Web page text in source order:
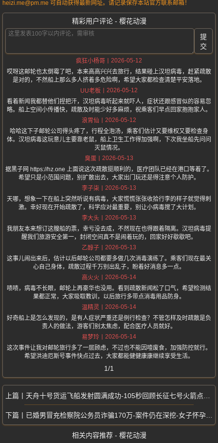
heizi.me@pm.me 可自动获得最新网址。请记录保存本站官方联系邮箱！
精彩用户评论 - 樱花动漫
提
交
疯狂小杨哥
2026-05-12
哎呀这邮轮也太倒霉了吧，本来高高兴兴去旅行，结果碰上汉坦病毒，赶紧疏散
是对的，不然船上那么多人挤着多危险啊，希望大家都检查清楚平安落地。
UU老板
2026-05-12
看着新闻我都替他们捏把汗，汉坦病毒听起来就吓人，症状还跟感冒似的容易忽
略。船上空间小传播快，疏散及时能少好多麻烦，祝乘客们早点回家抱抱家人。
浪胃仙
2026-05-12
哈哈这下子邮轮公司得头疼了，行程全泡汤，乘客们估计又要维权又要检查身
体。汉坦病毒这玩意儿主要靠老鼠，船上卫生工作得加强啊，下次我坐船先问问
灭鼠情况。
臭蛋
2026-05-13
据黑子网 https://hz.one 上面说这次疏散挺顺利的，医疗团队已经在港口等着了。
希望只是小范围问题，别扩散出去，大家出门玩还是得注意个人防护。
李子柒
2026-05-13
天哪，想象一下在船上突然听说有病毒，大家慌慌张张收拾行李的样子就觉得刺
激。幸好现在开始疏散了，科学应对最重要，别让小病毒搅了大计划。
李大头
2026-05-13
我朋友本来想订这艘船的票，幸亏没去成，不然现在也得跟着隔离。汉坦病毒提
醒我们旅游安全第一，封闭空间真不是闹着玩的，回家好好歇歇吧。
乙醇子
2026-05-13
这事儿闹出来后，估计以后邮轮公司都要多做几次消毒演练了。乘客们现在最关
心自己身体，疏散过程千万别出乱子，盼着好消息多一点。
高火火
2026-05-14
啧啧，病毒不长眼，邮轮上再豪华也没用。看到疏散新闻松了口气，希望检测结
果都正常，大家吸取教训，以后旅行多带点消毒用品防身。
温精灵
2026-05-14
好奇船上是怎么发现的，是有人症状严重还是例行检查？不管怎样及时疏散是负
责人的做法，游客们别太焦虑，配合医疗人员就好。
易梦玲
2026-05-14
这次事件让我对邮轮旅行多了一层顾虑，不过也不能因噎废食，加强防控就行。
希望洪迪厄斯号事件快点过去，大家都能健健康康继续享受生活。
1/1
天舟十号货运飞船发射圆满成功-105秒回顾长征七号火箭点火升空全过程
已婚男冒充检察院公务员诈骗170万-案件仍在深挖-女子怀孕后发现真相
相关内容推荐 - 樱花动漫